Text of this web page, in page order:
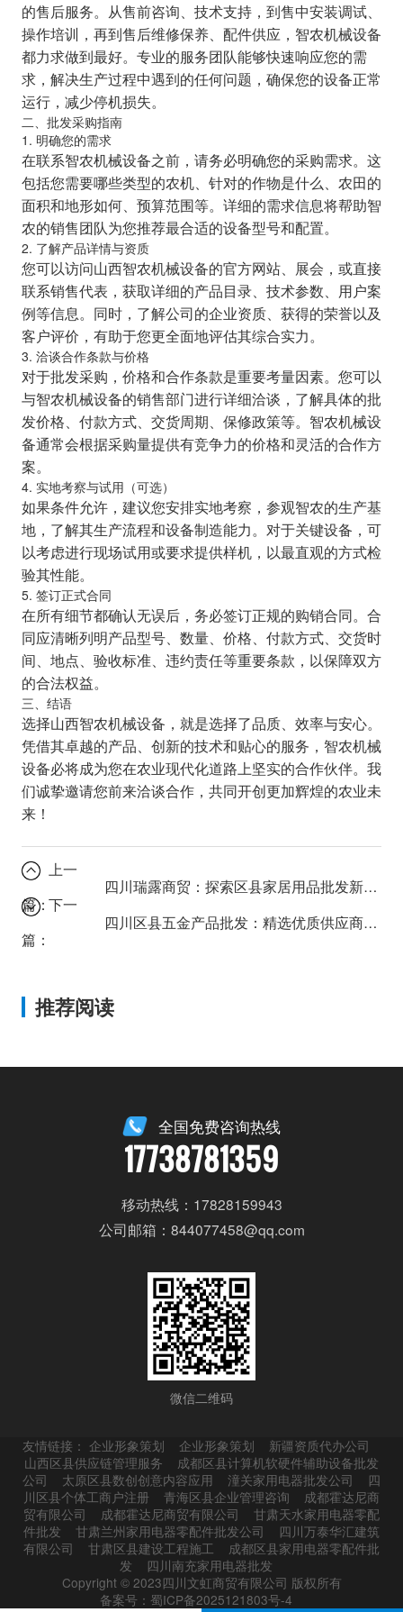
的售后服务。从售前咨询、技术支持，到售中安装调试、
操作培训，再到售后维修保养、配件供应，智农机械设备
都力求做到最好。专业的服务团队能够快速响应您的需
求，解决生产过程中遇到的任何问题，确保您的设备正常
运行，减少停机损失。
二、批发采购指南
1. 明确您的需求
在联系智农机械设备之前，请务必明确您的采购需求。这
包括您需要哪些类型的农机、针对的作物是什么、农田的
面积和地形如何、预算范围等。详细的需求信息将帮助智
农的销售团队为您推荐最合适的设备型号和配置。
2. 了解产品详情与资质
您可以访问山西智农机械设备的官方网站、展会，或直接
联系销售代表，获取详细的产品目录、技术参数、用户案
例等信息。同时，了解公司的企业资质、获得的荣誉以及
客户评价，有助于您更全面地评估其综合实力。
3. 洽谈合作条款与价格
对于批发采购，价格和合作条款是重要考量因素。您可以
与智农机械设备的销售部门进行详细洽谈，了解具体的批
发价格、付款方式、交货周期、保修政策等。智农机械设
备通常会根据采购量提供有竞争力的价格和灵活的合作方
案。
4. 实地考察与试用（可选）
如果条件允许，建议您安排实地考察，参观智农的生产基
地，了解其生产流程和设备制造能力。对于关键设备，可
以考虑进行现场试用或要求提供样机，以最直观的方式检
验其性能。
5. 签订正式合同
在所有细节都确认无误后，务必签订正规的购销合同。合
同应清晰列明产品型号、数量、价格、付款方式、交货时
间、地点、验收标准、违约责任等重要条款，以保障双方
的合法权益。
三、结语
选择山西智农机械设备，就是选择了品质、效率与安心。
凭借其卓越的产品、创新的技术和贴心的服务，智农机械
设备必将成为您在农业现代化道路上坚实的合作伙伴。我
们诚挚邀请您前来洽谈合作，共同开创更加辉煌的农业未
来！
上一
篇：
四川瑞露商贸：探索区县家居用品批发新模式
下一
篇：
四川区县五金产品批发：精选优质供应商指南
推荐阅读
全国免费咨询热线
17738781359
移动热线：17828159943
公司邮箱：844077458@qq.com
微信二维码
友情链接： 企业形象策划 企业形象策划
新疆资质代办公司
山西区县供应链管理服务
成都区县计算机软硬件辅助设备批发
公司
太原区县数创创意内容应用 潼关家用电器批发公司
四
川区县个体工商户注册
青海区县企业管理咨询
成都霍达尼商
贸有限公司
成都霍达尼商贸有限公司
甘肃天水家用电器零配
件批发
甘肃兰州家用电器零配件批发公司
四川万泰华汇建筑
有限公司
甘肃区县建设工程施工
成都区县家用电器零配件批
发
四川南充家用电器批发
Copyright © 2023四川文虹商贸有限公司 版权所有
备案号：蜀ICP备2025121803号-4